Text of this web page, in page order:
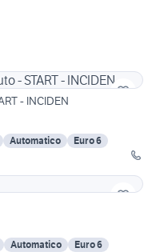
- INCIDEN
Automatico
Euro 6
Automatico
Euro 6